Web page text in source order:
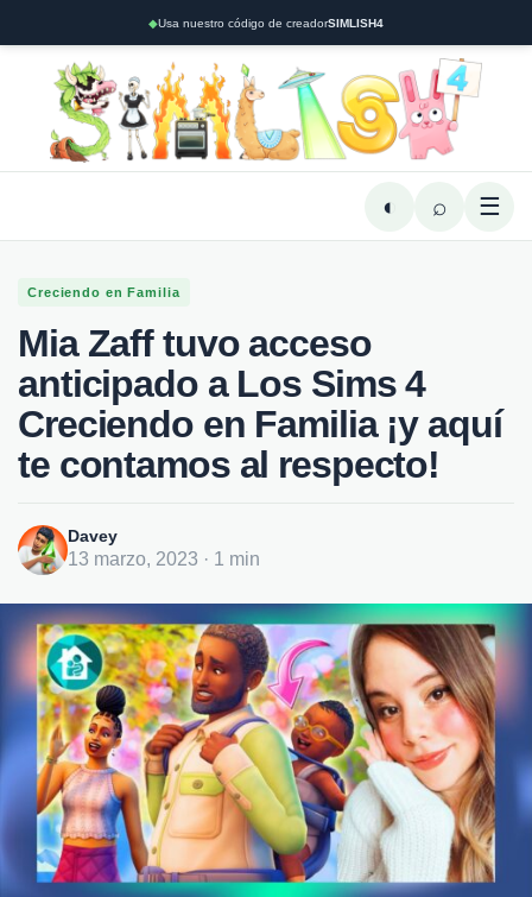
◆Usa nuestro código de creadorSIMLISH4
◐ ⌕ ☰
Creciendo en Familia
Mia Zaff tuvo acceso
anticipado a Los Sims 4
Creciendo en Familia ¡y aquí
te contamos al respecto!
Davey
13 marzo, 2023 · 1 min